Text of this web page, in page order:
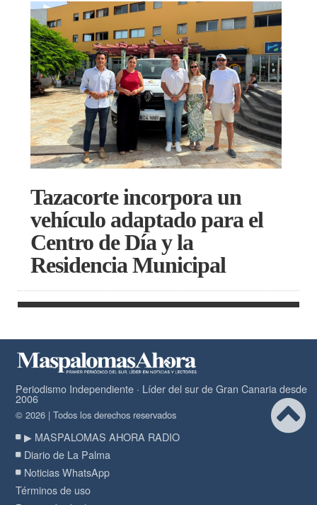
Tazacorte incorpora un
vehículo adaptado para el
Centro de Día y la
Residencia Municipal
Periodismo Independiente · Líder del sur de Gran Canaria desde
2006
© 2026 | Todos los derechos reservados
▶ MASPALOMAS AHORA RADIO
Diario de La Palma
Noticias WhatsApp
Términos de uso